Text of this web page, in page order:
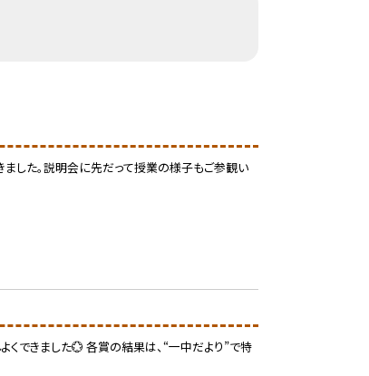
した。説明会に先だって授業の様子もご参観い
くできました💮 各賞の結果は、“一中だより”で特